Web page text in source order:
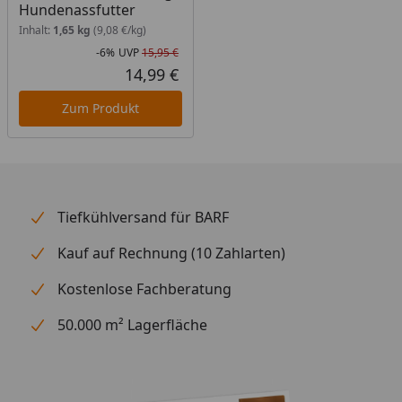
Hundenassfutter
Inhalt: 1,65 kg (9,08 €/kg)
Rabatt in Prozent
-6%
Ursprünglicher Preis
UVP15,95 €
Aktueller Preis
14,99 €
Zum Produkt
Tiefkühlversand für BARF
Kauf auf Rechnung (10 Zahlarten)
Kostenlose Fachberatung
50.000 m² Lagerfläche